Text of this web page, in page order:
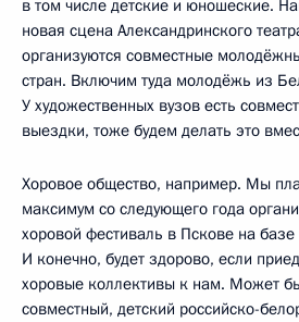
в том числе детские и юношеские.
новая сцена Александринского
организуются совместные
стран. Включим туда молодёжь из
У художественных вузов есть
выездки, тоже будем делать это
Хоровое общество, например. Мы
максимум со следующего года
хоровой фестиваль в Пскове на
И конечно, будет здорово, если
хоровые коллективы к нам. Может
совместный, детский российско-